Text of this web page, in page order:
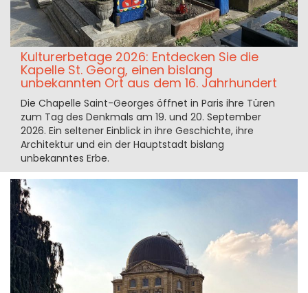
Kulturerbetage 2026: Entdecken Sie die
Kapelle St. Georg, einen bislang
unbekannten Ort aus dem 16. Jahrhundert
Die Chapelle Saint-Georges öffnet in Paris ihre Türen
zum Tag des Denkmals am 19. und 20. September
2026. Ein seltener Einblick in ihre Geschichte, ihre
Architektur und ein der Hauptstadt bislang
unbekanntes Erbe.